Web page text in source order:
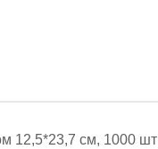
12,5*23,7 см, 1000 шт